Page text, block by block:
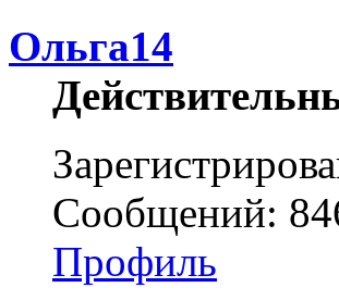
Ольга14
Сообщений:
Профиль